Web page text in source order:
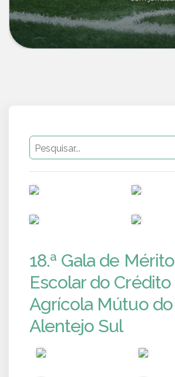
18.ª Gala de Mérito
Escolar do Crédito
Agrícola Mútuo do
Alentejo Sul